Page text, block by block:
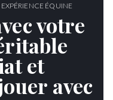
ÉQUINE
votre
et
avec